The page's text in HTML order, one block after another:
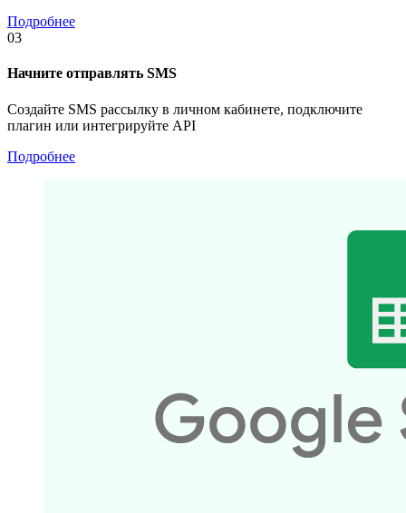
Подробнее
03
Начните отправлять SMS
Создайте SMS рассылку в личном кабинете, подключите
плагин или интегрируйте API
Подробнее